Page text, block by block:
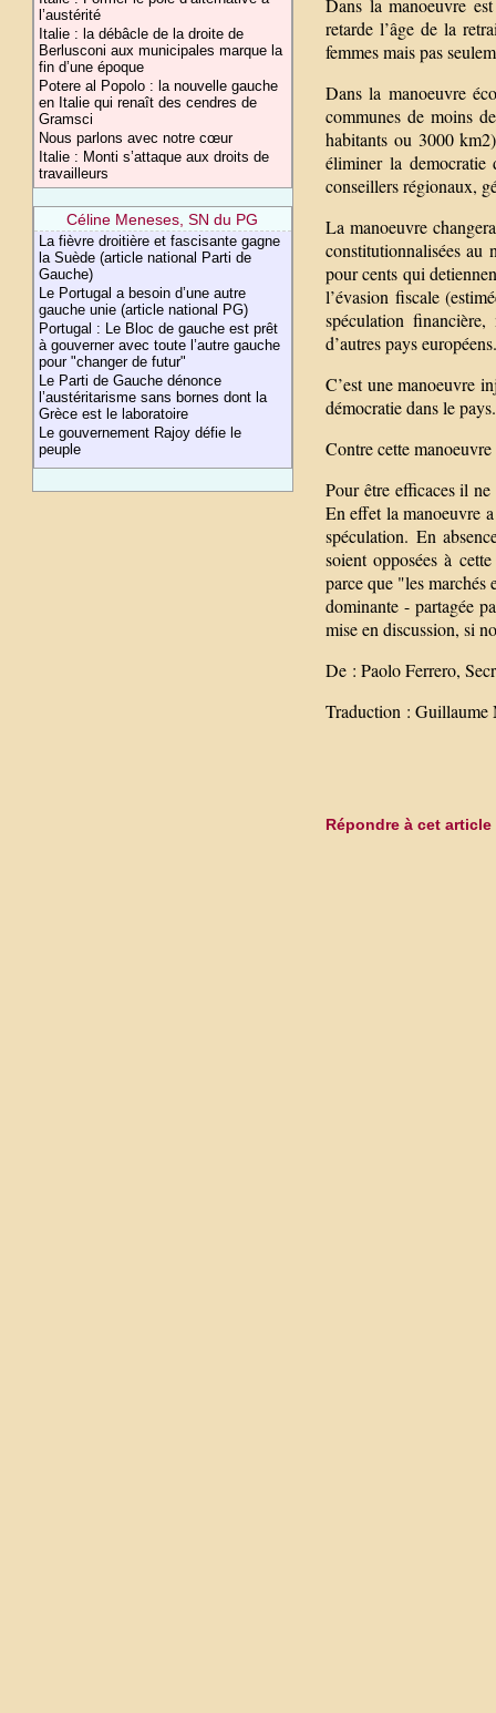
l’austérité
Italie : la débâcle de la droite de
Berlusconi aux municipales marque la
fin d’une époque
Potere al Popolo : la nouvelle gauche
en Italie qui renaît des cendres de
Gramsci
Nous parlons avec notre cœur
Italie : Monti s’attaque aux droits de
travailleurs
Céline Meneses, SN du PG
La fièvre droitière et fascisante gagne
la Suède (article national Parti de
Gauche)
Le Portugal a besoin d’une autre
gauche unie (article national PG)
Portugal : Le Bloc de gauche est prêt
à gouverner avec toute l’autre gauche
pour "changer de futur"
Le Parti de Gauche dénonce
l’austéritarisme sans bornes dont la
Grèce est le laboratoire
Le gouvernement Rajoy défie le
peuple
Dans la manoeuvre
retarde l’âge de la
femmes mais pas
Dans la manoeuvre
communes de moins
habitants ou 3000
éliminer la democratie
conseillers régionaux,
La manoeuvre
constitutionnalisées au
pour cents qui
l’évasion fiscale
spéculation
d’autres pays européens.
C’est une manoeuvre
démocratie dans le pays.
Contre cette
Pour être efficaces il
En effet la manoeuvre
spéculation. En
soient opposées à
parce que "les
dominante - partagée
mise en discussion, si
De : Paolo Ferrero,
Traduction : Guillaume
Répondre à cet article